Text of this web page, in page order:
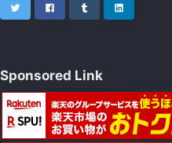
Twitter FacebookTumblr
Sponsored Link